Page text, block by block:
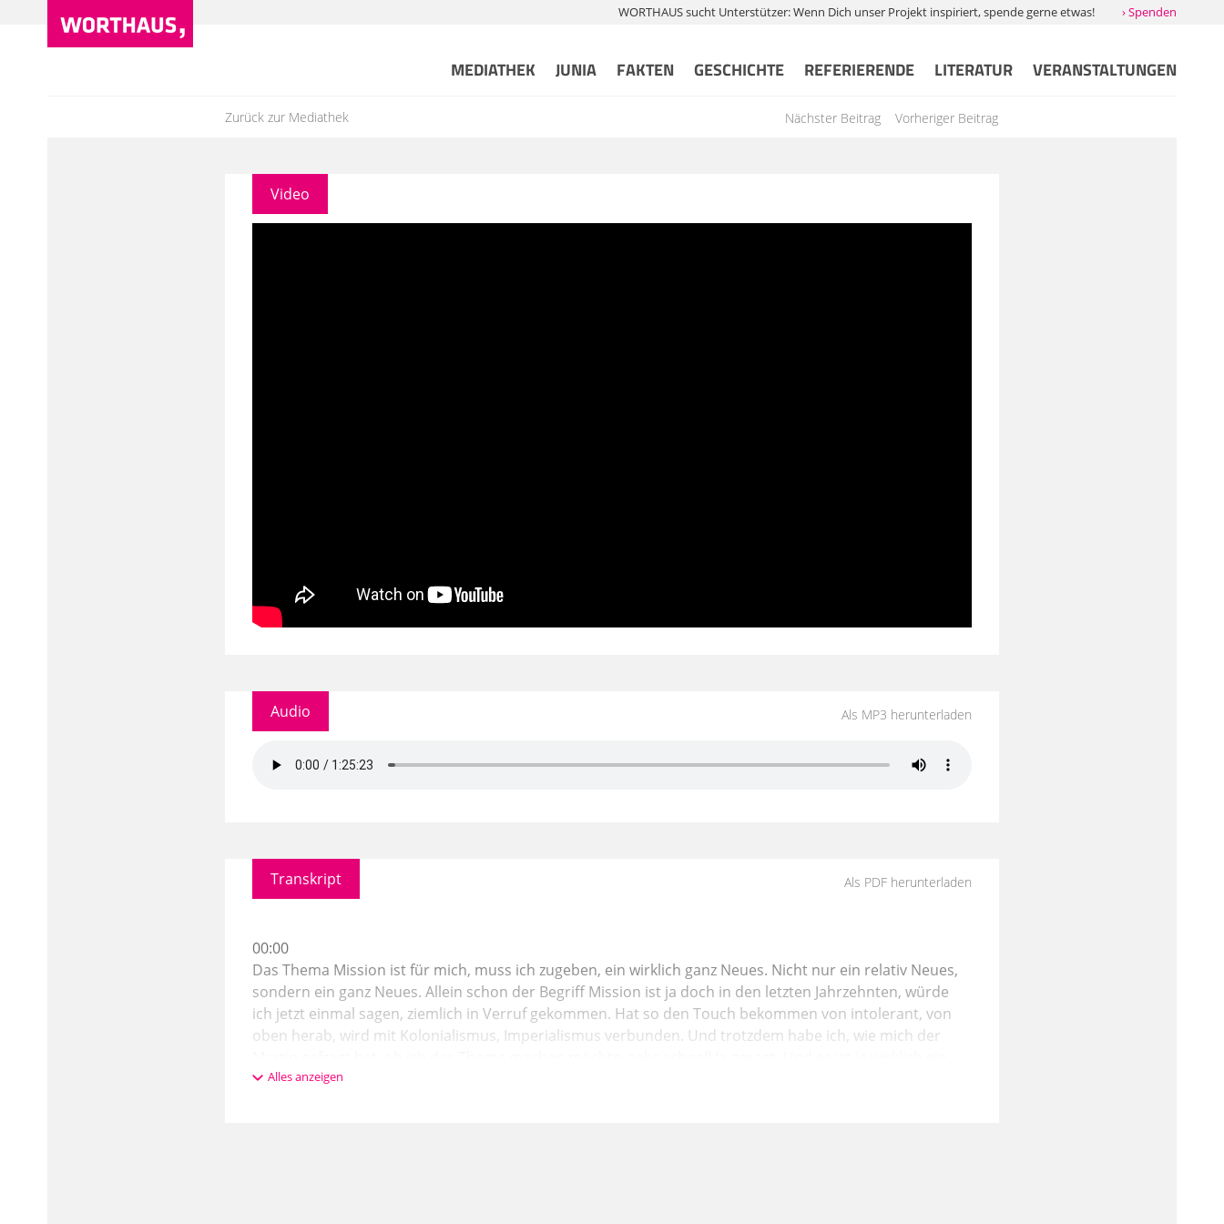
WORTHAUS sucht Unterstützer: Wenn Dich unser Projekt inspiriert, spende gerne etwas! › Spenden
MEDIATHEK JUNIA FAKTEN GESCHICHTE REFERIERENDE LITERATUR VERANSTALTUNGEN
Zurück zur Mediathek Vorheriger Beitrag
Nächster Beitrag
Video
Audio Als MP3 herunterladen
Transkript Als PDF herunterladen
00:00
Das Thema Mission ist für mich, muss ich zugeben, ein wirklich ganz Neues. Nicht nur ein relativ Neues,
sondern ein ganz Neues. Allein schon der Begriff Mission ist ja doch in den letzten Jahrzehnten, würde
ich jetzt einmal sagen, ziemlich in Verruf gekommen. Hat so den Touch bekommen von intolerant, von
oben herab, wird mit Kolonialismus, Imperialismus verbunden. Und trotzdem habe ich, wie mich der
sehr typisches Thema, ein wirklich passendes Thema für Paulus. Mission oder das dazugehörige
Alles anzeigen